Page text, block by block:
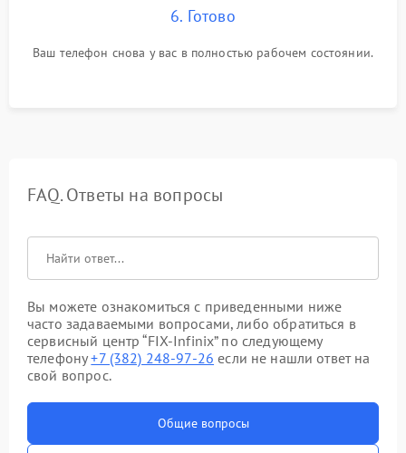
6. Готово
Ваш телефон снова у вас в полностью рабочем состоянии.
FAQ. Ответы на вопросы
Вы можете ознакомиться с приведенными ниже
часто задаваемыми вопросами, либо обратиться в
сервисный центр “FIX-Infinix” по следующему
телефону+7 (382) 248-97-26 если не нашли ответ на
свой вопрос.
Общие вопросы